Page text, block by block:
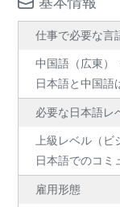
仕事で必要な言
中国語（広東）
日本語と中国語
必要な日本語レ
上級レベル（ビ
日本語でのコミ
雇用形態